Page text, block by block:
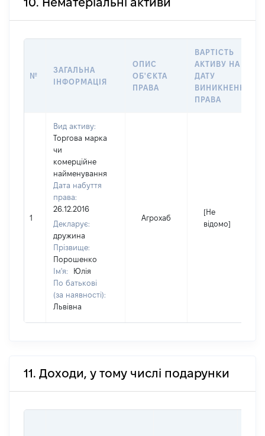
№
ЗАГАЛЬНА
ІНФОРМАЦІЯ
ОПИС
ОБ'ЄКТА
ПРАВА
ВАРТІСТЬ
АКТИВУ НА
ДАТУ
ВИНИКНЕННЯ
ПРАВА
1
Вид активу:
Торгова марка
чи
комерційне
найменування
Дата набуття
права:
26.12.2016
Декларує:
дружина
Прізвище:
Порошенко
Ім'я:
Юлія
По батькові
(за наявності):
Львівна
Агрохаб
[Не
відомо]
11. Доходи, у тому числі подарунки